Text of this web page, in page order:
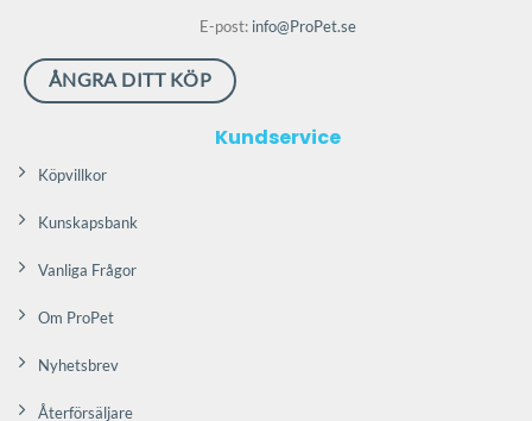
E-post: info@ProPet.se
ÅNGRA DITT KÖP
Kundservice
Köpvillkor
Kunskapsbank
Vanliga Frågor
Om ProPet
Nyhetsbrev
Återförsäljare